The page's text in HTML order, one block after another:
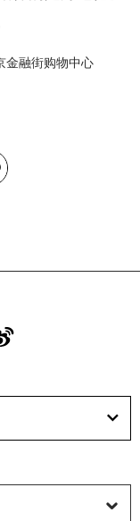
金融街购物中心